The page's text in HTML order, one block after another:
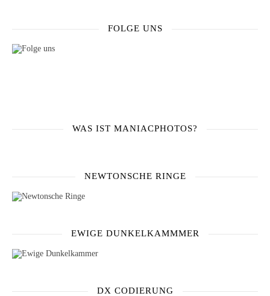
FOLGE UNS
WAS IST MANIACPHOTOS?
NEWTONSCHE RINGE
EWIGE DUNKELKAMMMER
DX CODIERUNG